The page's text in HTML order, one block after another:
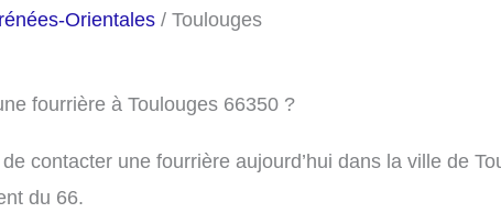
Orientales / Toulouges
fourrière à Toulouges 66350 ?
contacter une fourrière aujourd’hui dans la ville de
du 66.